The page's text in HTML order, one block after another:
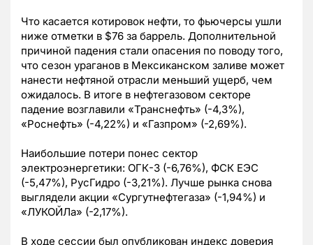
Что касается котировок нефти, то фьючерсы ушли
ниже отметки в $76 за баррель. Дополнительной
причиной падения стали опасения по поводу того,
что сезон ураганов в Мексиканском заливе может
нанести нефтяной отрасли меньший ущерб, чем
ожидалось. В итоге в нефтегазовом секторе
падение возглавили «Транснефть» (-4,3%),
«Роснефть» (-4,22%) и «Газпром» (-2,69%).
Наибольшие потери понес сектор
электроэнергетики: ОГК-3 (-6,76%), ФСК ЕЭС
(-5,47%), РусГидро (-3,21%). Лучше рынка снова
выглядели акции «Сургутнефтегаза» (-1,94%) и
«ЛУКОЙЛа» (-2,17%).
В ходе сессии был опубликован индекс доверия